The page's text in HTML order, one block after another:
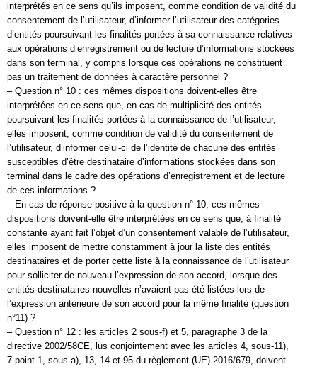
interprétés en ce sens qu’ils imposent, comme condition de validité du
consentement de l’utilisateur, d’informer l’utilisateur des catégories
d’entités poursuivant les finalités portées à sa connaissance relatives
aux opérations d’enregistrement ou de lecture d’informations stockées
dans son terminal, y compris lorsque ces opérations ne constituent
pas un traitement de données à caractère personnel ?
– Question n° 10 : ces mêmes dispositions doivent-elles être
interprétées en ce sens que, en cas de multiplicité des entités
poursuivant les finalités portées à la connaissance de l’utilisateur,
elles imposent, comme condition de validité du consentement de
l’utilisateur, d’informer celui-ci de l’identité de chacune des entités
susceptibles d’être destinataire d’informations stockées dans son
terminal dans le cadre des opérations d’enregistrement et de lecture
de ces informations ?
– En cas de réponse positive à la question n° 10, ces mêmes
dispositions doivent-elle être interprétées en ce sens que, à finalité
constante ayant fait l’objet d’un consentement valable de l’utilisateur,
elles imposent de mettre constamment à jour la liste des entités
destinataires et de porter cette liste à la connaissance de l’utilisateur
pour solliciter de nouveau l’expression de son accord, lorsque des
entités destinataires nouvelles n’avaient pas été listées lors de
l’expression antérieure de son accord pour la même finalité (question
n°11) ?
– Question n° 12 : les articles 2 sous-f) et 5, paragraphe 3 de la
directive 2002/58CE, lus conjointement avec les articles 4, sous-11),
7 point 1, sous-a), 13, 14 et 95 du règlement (UE) 2016/679, doivent-